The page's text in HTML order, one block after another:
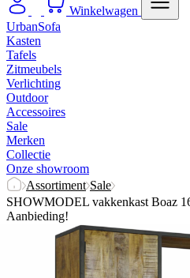
Winkelwagen
UrbanSofa
Kasten
Tafels
Zitmeubels
Verlichting
Outdoor
Accessoires
Sale
Merken
Collectie
Onze showroom
Assortiment Sale
SHOWMODEL vakkenkast Boaz
Aanbieding!